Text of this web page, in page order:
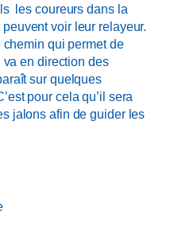
les coureurs dans la
voir leur relayeur.
qui permet de
en direction des
sur quelques
pour cela qu’il sera
jalons afin de guider les